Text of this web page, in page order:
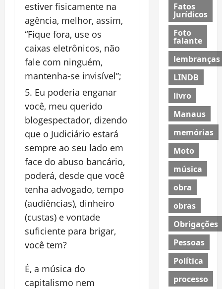
estiver fisicamente na
agência, melhor, assim,
“Fique fora, use os
caixas eletrônicos, não
fale com ninguém,
mantenha-se invisível”;
Eu poderia enganar
você, meu querido
blogespectador, dizendo
que o Judiciário estará
sempre ao seu lado em
face do abuso bancário,
poderá, desde que você
tenha advogado, tempo
(audiências), dinheiro
(custas) e vontade
suficiente para brigar,
você tem?
É, a música do
capitalismo nem
Fatos
Jurídicos
Foto
falante
lembranças
LINDB
livro
Manaus
memórias
Moto
música
obra
obras
Obrigações
Pessoas
Política
processo